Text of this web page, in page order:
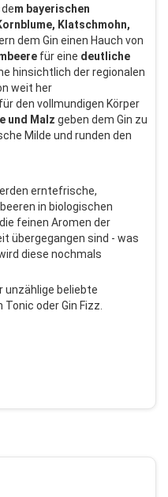
m bayerischen
Klatschmohn,
dem Gin einen Hauch von
für eine deutliche
hinsichtlich der regionalen
weit her
den vollmundigen Körper
und Malz geben dem Gin zu
Milde und runden den
erntefrische,
in biologischen
feinen Aromen der
übergegangen sind - was
diese nochmals
unzählige beliebte
oder Gin Fizz.